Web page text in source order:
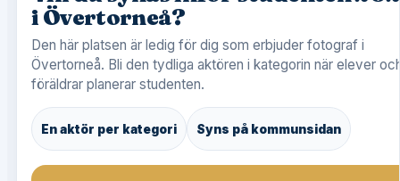
i Övertorneå?
Den här platsen är ledig för dig som erbjuder fotograf i
Övertorneå. Bli den tydliga aktören i kategorin när elever
föräldrar planerar studenten.
En aktör per kategori Syns på kommunsidan